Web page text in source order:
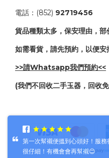
電話：(852) 92719456
貨品種類太多，保安理由，部
如需看貨，請先預約，以便安
>>請Whatsapp我們預約<<
(我們不回收二手玉器，回收
第一次幫襯便搵到心頭好！服務
很仔細！有機會會再幫襯😊